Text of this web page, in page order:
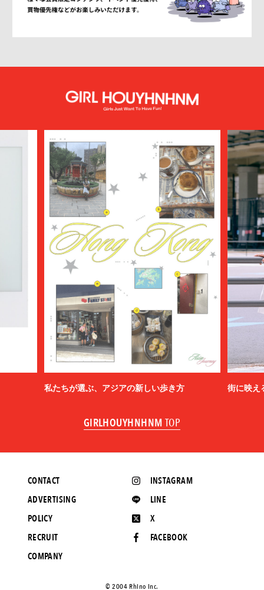
私たちが選ぶ、アジアの新しい歩き方 街に映え
GIRLHOUYHNHNM TOP
INSTAGRAM
LINE
X
FACEBOOK
CONTACT
ADVERTISING
POLICY
RECRUIT
COMPANY
©️ 2004 Rhino Inc.